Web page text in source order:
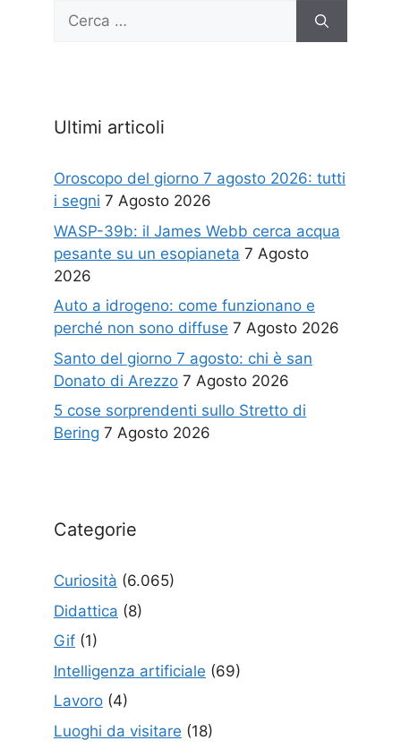
Ricerca
Ultimi articoli
Oroscopo del giorno 7 agosto 2026: tutti
i segni 7 Agosto 2026
WASP-39b: il James Webb cerca acqua
pesante su un esopianeta 7 Agosto
2026
Auto a idrogeno: come funzionano e
perché non sono diffuse 7 Agosto 2026
Santo del giorno 7 agosto: chi è san
Donato di Arezzo 7 Agosto 2026
5 cose sorprendenti sullo Stretto di
Bering 7 Agosto 2026
Categorie
Curiosità (6.065)
Didattica (8)
Gif (1)
Intelligenza artificiale (69)
Lavoro (4)
Luoghi da visitare (18)